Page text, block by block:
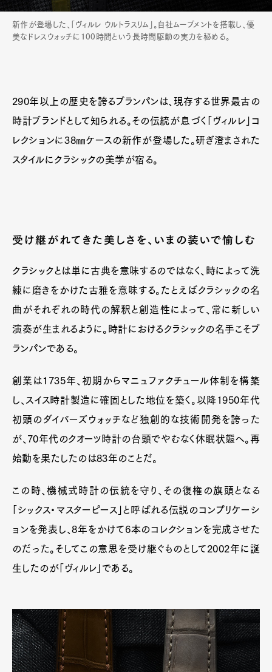
新作が登場した、「ヴィルレ ウルトラスリム」。自社ムーブメントを搭載し、優
美なドレスウォッチに100時間という長時間駆動の実力を秘める。
290年以上の歴史を誇るブランパンは、現存する世界最古の
時計ブランドとして知られる。その伝統が息づく「ヴィルレ」コ
レクションに38㎜ケースの新作が登場した。研ぎ澄まされた
スタイルにクラシックの美学が宿る。
受け継がれてきた美しさを、いまの装いで愉しむ
クラシックとは単に古典を意味するのではなく、時によって洗
練に磨きをかけた古雅を意味する。たとえばクラシックの名
曲がそれぞれの時代の解釈と創造性によって、常に新しい
演奏が生まれるように。時計におけるクラシックの名手こそブ
ランパンである。
創業は1735年、初期からマニュファクチュール体制を構築
し、スイス時計製造に確固とした地位を築く。以降1950年代
初頭のダイバーズウォッチなど独創的な技術開発を誇った
が、70年代のクオーツ時計の台頭でやむなく休眠状態へ。再
始動を果たしたのは83年のことだ。
この時、機械式時計の伝統を守り、その復権の旗頭となる
「シックス・マスターピース」と呼ばれる伝説のコンプリケーシ
ョンを発表し、8年をかけて6本のコレクションを完成させた
のだった。そしてこの意思を受け継ぐものとして2002年に誕
生したのが「ヴィルレ」である。